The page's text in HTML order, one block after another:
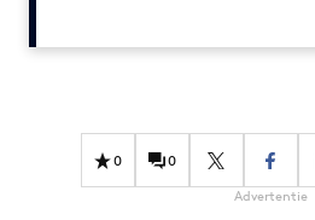
Gedragsverandering
Influencer marketing
0 0
Advertentie